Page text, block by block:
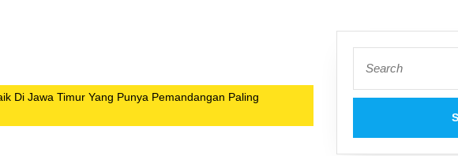
Di Jawa Timur Yang Punya Pemandangan Paling
for: